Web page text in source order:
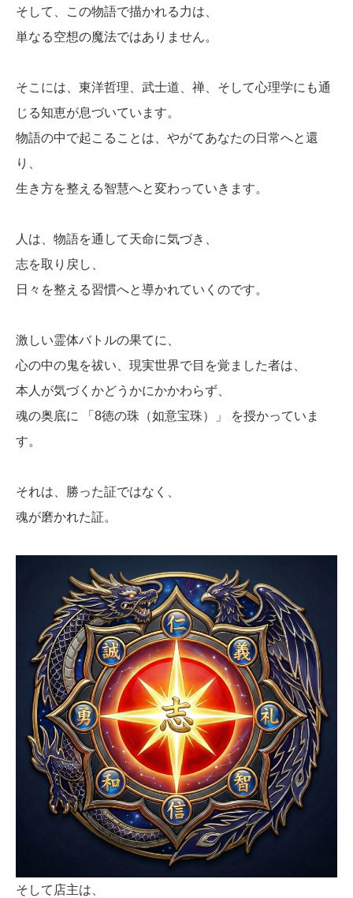
そして、この物語で描かれる力は、
単なる空想の魔法ではありません。
そこには、東洋哲理、武士道、禅、そして心理学にも通
じる知恵が息づいています。
物語の中で起こることは、やがてあなたの日常へと還
り、
生き方を整える智慧へと変わっていきます。
人は、物語を通して天命に気づき、
志を取り戻し、
日々を整える習慣へと導かれていくのです。
激しい霊体バトルの果てに、
心の中の鬼を祓い、現実世界で目を覚ました者は、
本人が気づくかどうかにかかわらず、
魂の奥底に 「8徳の珠（如意宝珠）」 を授かっていま
す。
それは、勝った証ではなく、
魂が磨かれた証。
そして店主は、